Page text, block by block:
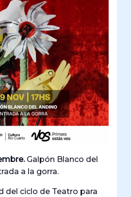
Galpón Blanco del
a la gorra.
del ciclo de Teatro para